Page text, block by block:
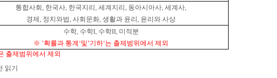
통합사회 , 한국사, 한국지리 , 세계지리 , 동아시아사, 세계사,
경제 , 정치와법 , 사회문화, 생활과 윤리 , 윤리와 사상
수학, 수학I, 수학II, 미적분
※ ’확률과 통계 ‘및 ’기하‘는 출제범위에서 제외
출제범위에서 제외
읽기